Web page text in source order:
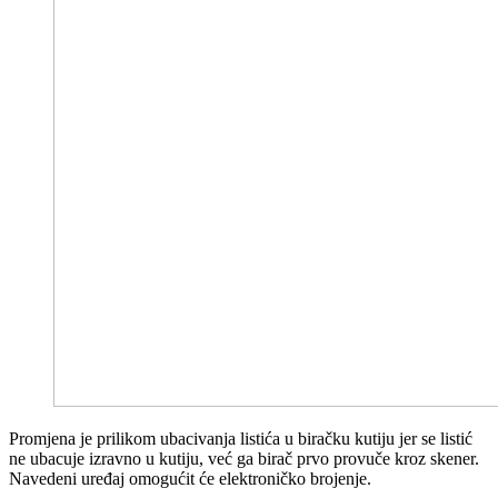
Promjena je prilikom ubacivanja listića u biračku kutiju jer se listić
ne ubacuje izravno u kutiju, već ga birač prvo provuče kroz skener.
Navedeni uređaj omogućit će elektroničko brojenje.